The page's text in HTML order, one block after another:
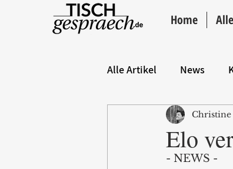
Home
Alle Artikel News
Hintergrund
Elo
- NEWS -